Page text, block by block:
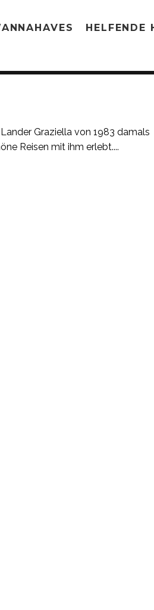
HELFENDE
Graziella von 1983 damals
Reisen mit ihm erlebt....